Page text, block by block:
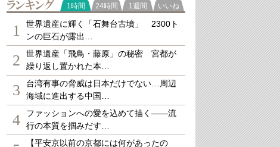
ランキング
1時間 24時間 1週間 いいね
1
世界遺産に輝く「石舞台古墳」 2300ト
ンの巨石が露出…
2
世界遺産「飛鳥・藤原」の秘密 宮都が
繰り返し置かれた本…
3
台湾有事の脅威は日本だけでない…周辺
海域に進出する中国…
4
ファッションへの愛を込めて描く――流
行の本質を掴みだす…
【平安京以前の京都には何があったの